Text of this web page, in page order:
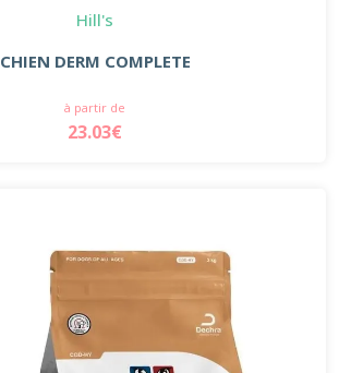
Hill's
CHIEN DERM COMPLETE
à partir de
23.03€